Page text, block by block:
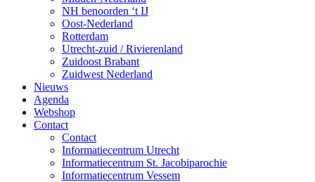
NH benoorden ‘t IJ
Oost-Nederland
Rotterdam
Utrecht-zuid / Rivierenland
Zuidoost Brabant
Zuidwest Nederland
Nieuws
Agenda
Webshop
Contact
Contact
Informatiecentrum Utrecht
Informatiecentrum St. Jacobiparochie
Informatiecentrum Vessem